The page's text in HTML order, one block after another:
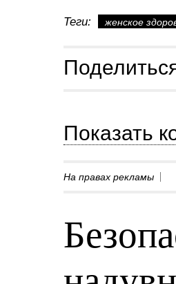
Теги: женское
Показать
На правах рекламы